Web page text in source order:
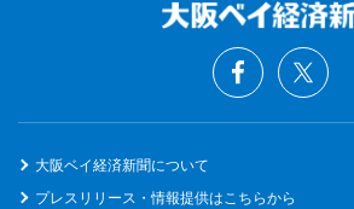
大阪ベイ経済新聞について
プレスリリース・情報提供はこちらから